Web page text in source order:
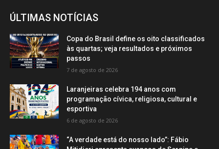
ÚLTIMAS NOTÍCIAS
Copa do Brasil define os oito classificados
às quartas; veja resultados e próximos
passos
7 de agosto de 2026
Laranjeiras celebra 194 anos com
programação cívica, religiosa, cultural e
esportiva
6 de agosto de 2026
“A verdade está do nosso lado”: Fábio